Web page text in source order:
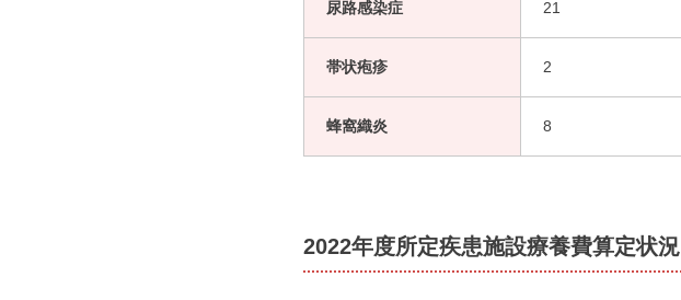
尿路感染症 21
帯状疱疹 2
蜂窩織炎 8
2022年度所定疾患施設療養費算定状況